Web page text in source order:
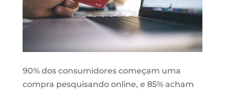
90% dos consumidores começam uma
compra pesquisando online, e 85% acham